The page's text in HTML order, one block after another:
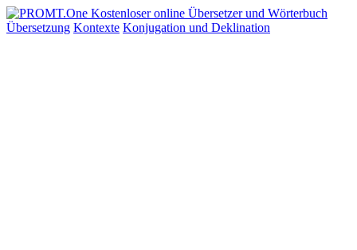
Übersetzung Kontexte Konjugation und Deklination